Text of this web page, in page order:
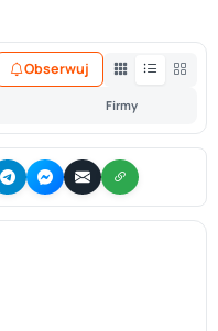
Firmy
Obserwuj